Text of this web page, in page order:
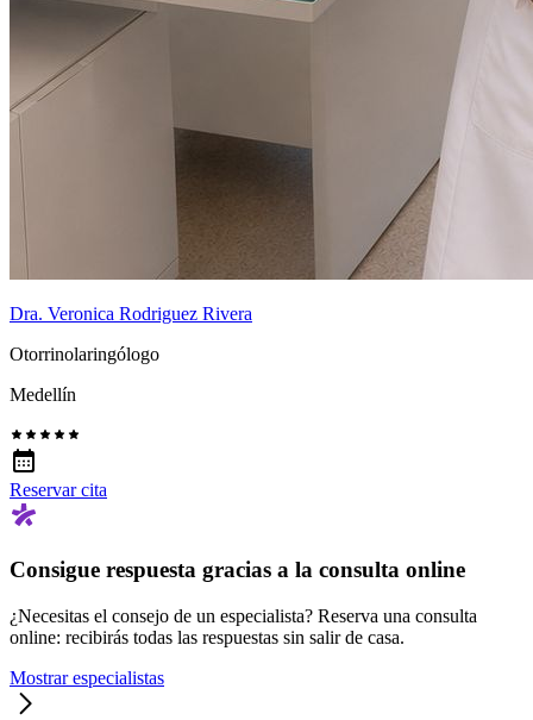
Dra. Veronica Rodriguez Rivera
Otorrinolaringólogo
Medellín
Reservar cita
Consigue respuesta gracias a la consulta online
¿Necesitas el consejo de un especialista? Reserva una consulta
online: recibirás todas las respuestas sin salir de casa.
Mostrar especialistas